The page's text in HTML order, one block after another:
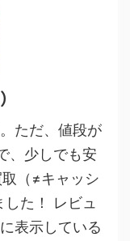
ただ、値段が
、少しでも安
（≠キャッシ
した！ レビュ
表示している